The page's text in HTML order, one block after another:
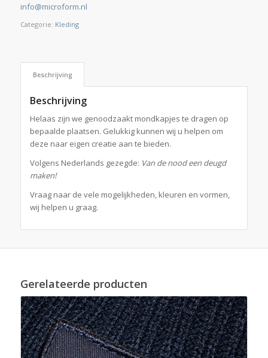
info@microform.nl
Categorie: Kleding
Beschrijving
Beschrijving
Helaas zijn we genoodzaakt mondkapjes te dragen op
bepaalde plaatsen. Gelukkig kunnen wij u helpen om
deze naar eigen creatie aan te bieden.
Volgens Nederlands gezegde: Van de nood een deugd
maken!
Vraag naar de vele mogelijkheden, kleuren en vormen,
wij helpen u graag.
Gerelateerde producten